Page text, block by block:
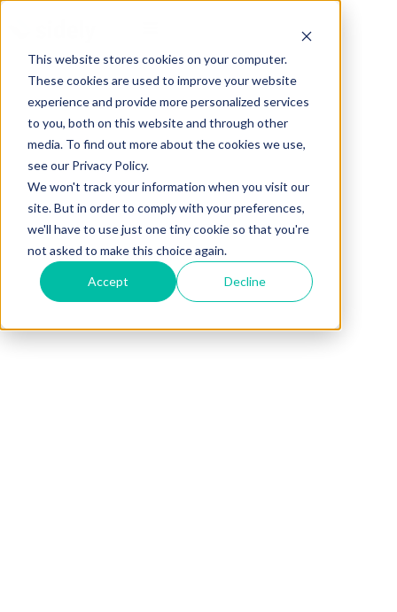
This website stores cookies on your computer.
These cookies are used to improve your website
experience and provide more personalized services
to you, both on this website and through other
media. To find out more about the cookies we use,
see our Privacy Policy.
We won't track your information when you visit our
site. But in order to comply with your preferences,
we'll have to use just one tiny cookie so that you're
not asked to make this choice again.
Accept Decline